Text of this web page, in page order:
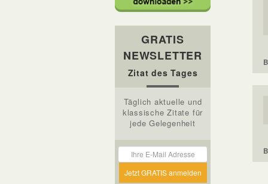
GRATIS
NEWSLETTER
Zitat des Tages
Täglich aktuelle und
klassische Zitate für
jede Gelegenheit